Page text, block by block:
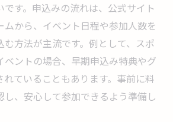
す。申込みの流れは、公式サイト
ムから、イベント日程や参加人数を
む方法が主流です。例として、スポ
ベントの場合、早期申込み特典やグ
ていることもあります。事前に料
、安心して参加できるよう準備し